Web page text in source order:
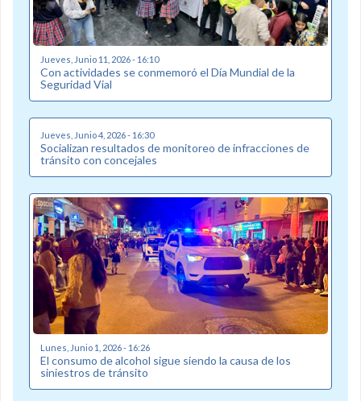
Jueves, Junio 11, 2026 - 16:10
Con actividades se conmemoró el Día Mundial de la
Seguridad Vial
Jueves, Junio 4, 2026 - 16:30
Socializan resultados de monitoreo de infracciones de
tránsito con concejales
Lunes, Junio 1, 2026 - 16:26
El consumo de alcohol sigue siendo la causa de los
siniestros de tránsito